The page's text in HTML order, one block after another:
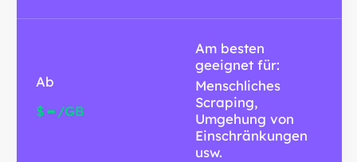
Ab
$- /GB
Am besten
geeignet für:
Menschliches
Scraping,
Umgehung von
Einschränkungen
usw.